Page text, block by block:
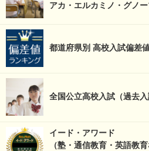
アカ・エルカミノ・グノ
都道府県別 高校入試偏差
全国公立高校入試（過去入
イード・アワード
（塾・通信教育・英語教